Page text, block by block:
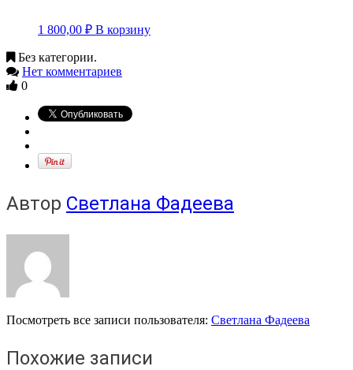
1 800,00 ₽ В корзину
Без категории.
Нет комментариев
0
Автор Светлана Фадеева
Посмотреть все записи пользователя: Светлана Фадеева
Похожие записи